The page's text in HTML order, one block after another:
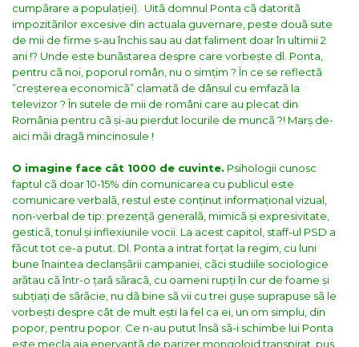
cumpãrare a populației).
Uitã domnul Ponta cã datoritã
impozitãrilor excesive din actuala guvernare, peste douã sute
de mii de firme s-au închis sau au dat faliment doar în ultimii 2
ani !? Unde este bunãstarea despre care vorbește dl. Ponta,
pentru cã noi, poporul român, nu o simțim ? În ce se reflectã
”creșterea economicã” clamatã de dânsul cu emfazã la
televizor ? În sutele de mii de români care au plecat din
România pentru cã și-au pierdut locurile de muncã ?! Marș de-
aici mãi dragã mincinosule !
O imagine face cât 1000 de cuvinte. Psihologii cunosc
faptul cã doar 10-15% din comunicarea cu publicul este
comunicare verbalã, restul este conținut informațional vizual,
non-verbal de tip: prezențã generalã, mimicã și expresivitate,
gesticã, tonul și inflexiunile vocii. La acest capitol, staff-ul PSD a
fãcut tot ce-a putut. Dl. Ponta a intrat forțat la regim, cu luni
bune înaintea declanșãrii campaniei, cãci studiile sociologice
arãtau cã într-o țarã sãracã, cu oameni rupți în cur de foame și
subțiați de sãrãcie, nu dã bine sã vii cu trei gușe suprapuse sã le
vorbești despre cât de mult ești la fel ca ei, un om simplu, din
popor, pentru popor. Ce n-au putut însã sã-i schimbe lui Ponta
este mecla aia enervantã de parizer mongoloid transpirat, pus